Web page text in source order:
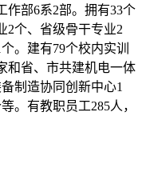
作部6系2部。拥有33个
2个、省级骨干专业2
。建有79个校内实训
和省、市共建机电一体
制造协同创新中心1
。有教职员工285人，